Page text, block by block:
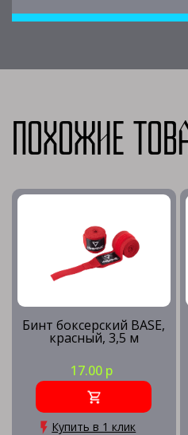
Похожие
Бинт боксерский BASE,
красный, 3,5 м
17.00 р
Купить в 1 клик